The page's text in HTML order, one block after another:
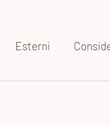
Esterni